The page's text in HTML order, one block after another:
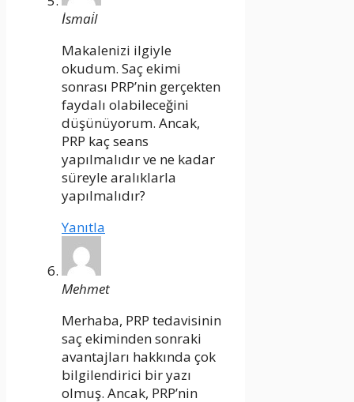
İsmai̇l
Makalenizi ilgiyle
okudum. Saç ekimi
sonrası PRP’nin gerçekten
faydalı olabileceğini
düşünüyorum. Ancak,
PRP kaç seans
yapılmalıdır ve ne kadar
süreyle aralıklarla
yapılmalıdır?
Yanıtla
Mehmet
Merhaba, PRP tedavisinin
saç ekiminden sonraki
avantajları hakkında çok
bilgilendirici bir yazı
olmuş. Ancak, PRP’nin